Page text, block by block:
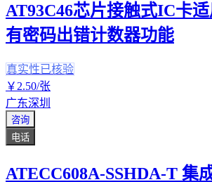
AT93C46芯片接触式IC卡
有密码出错计数器功能
真实性已核验
￥ 2.50/张
广东深圳
咨询
电话
ATECC608A-SSHDA-T 集